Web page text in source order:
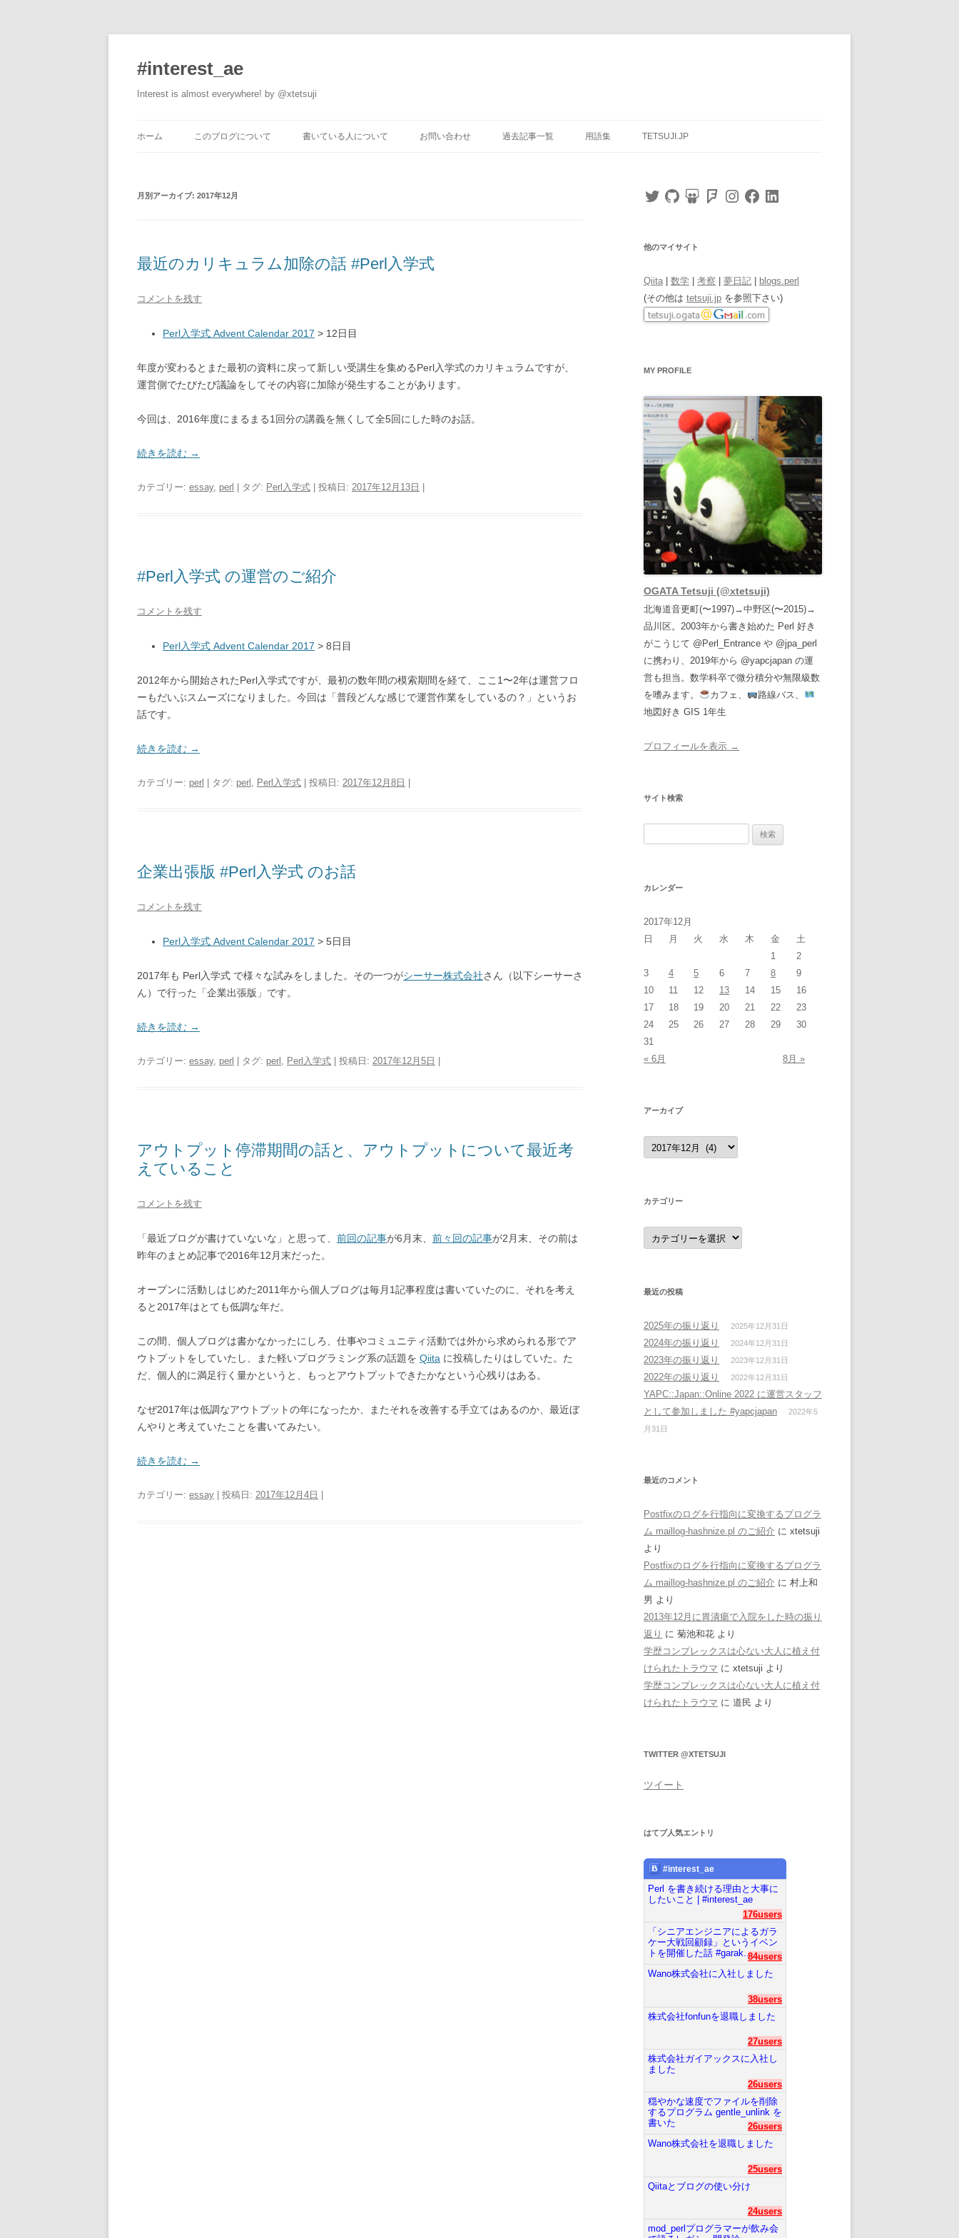
#interest_ae
Interest is almost everywhere! by @xtetsuji
ホーム このブログについて 書いている人について お問い合わせ 過去記事一覧 用語集 TETSUJI.JP
月別アーカイブ: 2017年12月
最近のカリキュラム加除の話 #Perl入学式
コメントを残す
Perl入学式 Advent Calendar 2017 > 12日目
年度が変わるとまた最初の資料に戻って新しい受講生を集めるPerl入学式のカリキュラムですが、
運営側でたびたび議論をしてその内容に加除が発生することがあります。
今回は、2016年度にまるまる1回分の講義を無くして全5回にした時のお話。
続きを読む →
カテゴリー: essay, perl | タグ: Perl入学式 | 投稿日: 2017年12月13日
#Perl入学式 の運営のご紹介
コメントを残す
Perl入学式 Advent Calendar 2017 > 8日目
2012年から開始されたPerl入学式ですが、最初の数年間の模索期間を経て、ここ1〜2年は運営フロ
ーもだいぶスムーズになりました。今回は「普段どんな感じで運営作業をしているの？」というお
話です。
続きを読む →
カテゴリー: perl | タグ: perl , Perl入学式 | 投稿日: 2017年12月8日
企業出張版 #Perl入学式 のお話
コメントを残す
Perl入学式 Advent Calendar 2017 > 5日目
2017年も Perl入学式 で様々な試みをしました。その一つがシーサー株式会社さん（以下シーサーさ
ん）で行った「企業出張版」です。
続きを読む →
カテゴリー: essay, perl | タグ: perl , Perl入学式 | 投稿日: 2017年12月5日
アウトプット停滞期間の話と、アウトプットについて最近考
えていること
コメントを残す
「最近ブログが書けていないな」と思って、 前回の記事が6月末、 前々回の記事が2月末、その前は
昨年のまとめ記事で2016年12月末だった。
オープンに活動しはじめた2011年から個人ブログは毎月1記事程度は書いていたのに、それを考え
ると2017年はとても低調な年だ。
この間、個人ブログは書かなかったにしろ、仕事やコミュニティ活動では外から求められる形でア
ウトプットをしていたし、また軽いプログラミング系の話題を Qiita に投稿したりはしていた。た
だ、個人的に満足行く量かというと、もっとアウトプットできたかなという心残りはある。
なぜ2017年は低調なアウトプットの年になったか、またそれを改善する手立てはあるのか、最近ぼ
んやりと考えていたことを書いてみたい。
続きを読む →
カテゴリー: essay | 投稿日: 2017年12月4日
TwitterGitHubSlideShareFoursquare
InstagramFacebookLinkedIn
他のマイサイト
Qiita 数学 考察 夢日記
blogs.perl
(その他は tetsuji.jp を参照下さい)
MY PROFILE
OGATA Tetsuji (@xtetsuji)
北海道音更町(〜1997)→中野区(〜2015)→
品川区。2003年から書き始めた Perl 好き
がこうじて @Perl_Entrance や @jpa_perl
に携わり、2019年から @yapcjapan の運
営も担当。数学科卒で微分積分や無限級数
を嗜みます。
カフェ、
路線バス、
地図好き GIS 1年生
プロフィールを表示 →
サイト検索
カレンダー
2017年12月
日
月 火 水 木 金
土
1
2
3
4 5 6 7 8
9
10
11 12 13 14 15
16
17
18 19 20 21 22
23
24
25 26 27 28 29
30
31
« 6月
8月 »
アーカイブ
ア
ー
カ
カテゴリー
カ
テ
ゴ
最近の投稿
2025年の振り返り 2025年12月31日
2024年の振り返り 2024年12月31日
2023年の振り返り 2023年12月31日
2022年の振り返り 2022年12月31日
YAPC::Japan::Online 2022 に運営スタッフ
として参加しました #yapcjapan
2022年5
月31日
最近のコメント
Postfixのログを行指向に変換するプログラ
ム maillog-hashnize.pl のご紹介 に xtetsuji
より
Postfixのログを行指向に変換するプログラ
ム maillog-hashnize.pl のご紹介 に 村上和
男 より
2013年12月に胃潰瘍で入院をした時の振り
返り に 菊池和花 より
学歴コンプレックスは心ない大人に植え付
けられたトラウマ に xtetsuji より
学歴コンプレックスは心ない大人に植え付
けられたトラウマ に 道民 より
TWITTER @XTETSUJI
ツイート
はてブ人気エントリ
#interest_ae
Perl を書き続ける理由と大事に
したいこと | #interest_ae
176users
「シニアエンジニアによるガラ
ケー大戦回顧録」というイベン
トを開催した話 #garak...84users
Wano株式会社に入社しました
38users
株式会社fonfunを退職しました
27users
株式会社ガイアックスに入社し
ました
26users
穏やかな速度でファイルを削除
するプログラム gentle_unlink を
書いた
26users
Wano株式会社を退職しました
25users
Qiitaとブログの使い分け
24users
mod_perlプログラマーが飲み会